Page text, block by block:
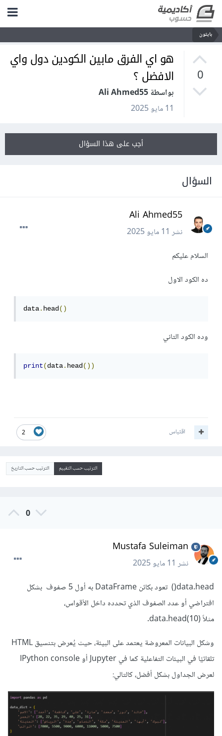
بايثون
0
هو اي الفرق مابين الكودين دول واي
الافضل ؟
بواسطة Ali Ahmed55
11 مايو 2025
أجب على هذا السؤال
السؤال
Ali Ahmed55
نشر11 مايو 2025
السلام عليكم
ده الكود الاول
data.head()
وده الكود التاني
print(data.head())
2 اقتباس
الترتيب حسب التقييم الترتيب حسب التاريخ
0
Mustafa Suleiman
نشر11 مايو 2025
data.head() تعود بكائن DataFrame به أول 5 صفوف بشكل
افتراضي أو عدد الصفوف الذي تحدده داخل الأقواس،
مثلاً data.head(10).
وشكل البيانات المعروضة يعتمد على البيئة، حيث يُعرض بتنسيق HTML
تلقائيًا في البيئات التفاعلية كما في Jupyter أو IPython console
لعرض الجداول بشكل أفضل، كالتالي: